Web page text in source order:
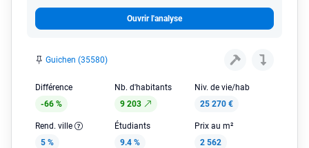
Ouvrir l'analyse
Guichen (35580)
Différence
-66 %
Nb. d'habitants
9 203
Niv. de vie/hab
25 270 €
Rend. ville
5 %
Étudiants
9.4 %
Prix au m²
2 562